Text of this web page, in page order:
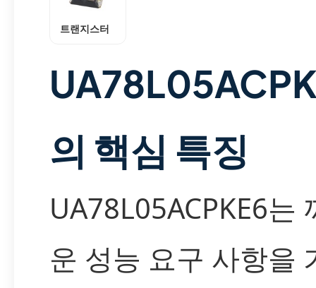
트랜지스터
의 핵심 특징
UA78L05ACPKE6는
운 성능 요구 사항을